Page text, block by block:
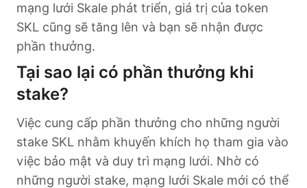
mạng lưới Skale phát triển, giá trị của token
SKL cũng sẽ tăng lên và bạn sẽ nhận được
phần thưởng.
Tại sao lại có phần thưởng khi
stake?
Việc cung cấp phần thưởng cho những người
stake SKL nhằm khuyến khích họ tham gia vào
việc bảo mật và duy trì mạng lưới. Nhờ có
những người stake, mạng lưới Skale mới có thể